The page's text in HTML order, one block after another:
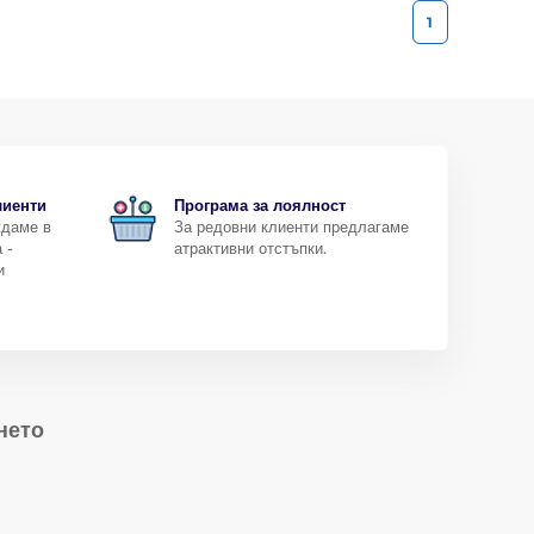
1
в
-
Програма за лоялност
За редовни клиенти предлагаме
атрактивни отстъпки.